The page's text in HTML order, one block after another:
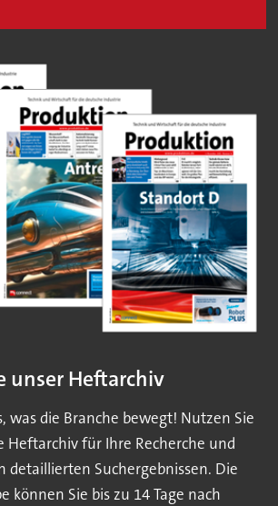
unser Heftarchiv
was die Branche bewegt! Nutzen Sie
Heftarchiv für Ihre Recherche und
detaillierten Suchergebnissen. Die
können Sie bis zu 14 Tage nach